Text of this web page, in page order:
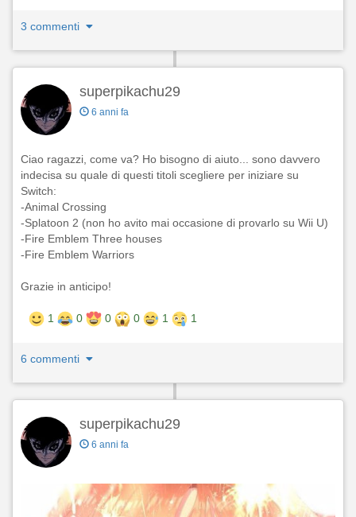
3 commenti
superpikachu29
6 anni fa
Ciao ragazzi, come va? Ho bisogno di aiuto... sono davvero
indecisa su quale di questi titoli scegliere per iniziare su
Switch:
-Animal Crossing
-Splatoon 2 (non ho avito mai occasione di provarlo su Wii U)
-Fire Emblem Three houses
-Fire Emblem Warriors
Grazie in anticipo!
1 0 0 0 1 1
6 commenti
superpikachu29
6 anni fa